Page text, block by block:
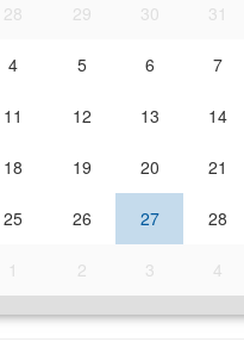
28 29 30 31
4 5 6 7
11 12 13 14
18 19 20 21
25 26 27 28
1 2 3 4